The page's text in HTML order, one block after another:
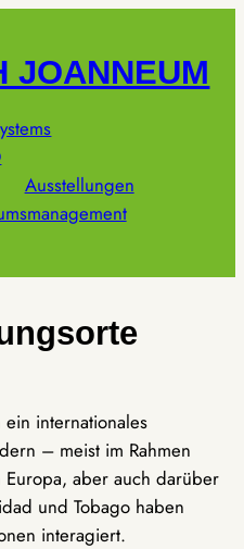
JOANNEUM
Ausstellungen
internationales
– meist im Rahmen
aber auch darüber
und Tobago haben
interagiert.